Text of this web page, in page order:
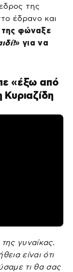
της
έδρανο και
της φώναξε
» για να
«έξω από
Κυριαζίδη
γυναίκας.
είναι ότι
τι θα σας